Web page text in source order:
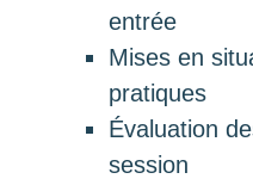
entrée
Mises en
pratiques
Évaluation
session